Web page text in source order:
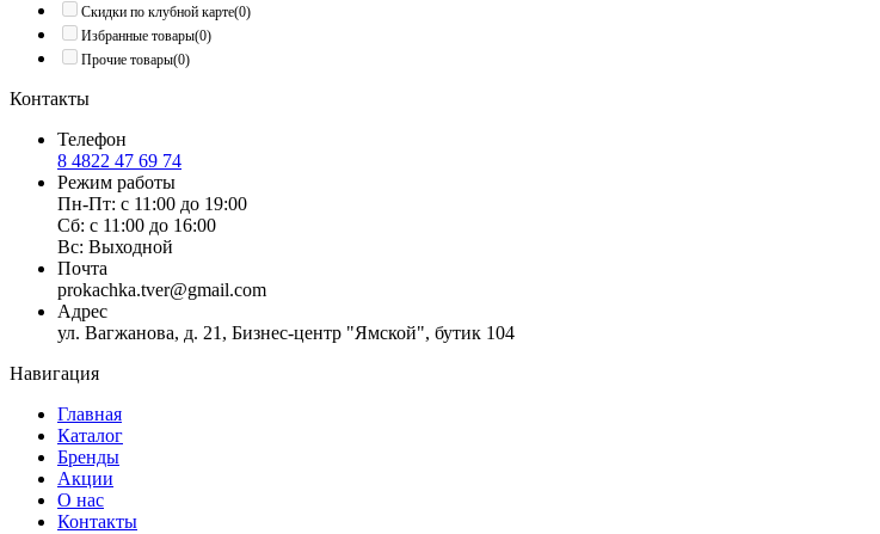
Скидки по клубной карте(0)
Избранные товары(0)
Прочие товары(0)
Контакты
Телефон
8 4822 47 69 74
Режим работы
Пн-Пт: с 11:00 до 19:00
Сб: с 11:00 до 16:00
Вс: Выходной
Почта
prokachka.tver@gmail.com
Адрес
ул. Вагжанова, д. 21, Бизнес-центр "Ямской", бутик 104
Навигация
Главная
Каталог
Бренды
Акции
О нас
Контакты